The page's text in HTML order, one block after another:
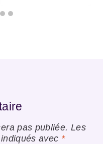
pas publiée. Les
avec *